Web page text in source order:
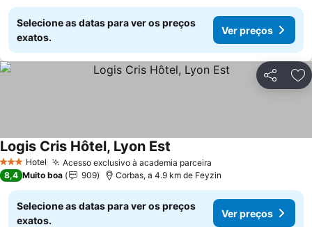
Selecione as datas para ver os preços
exatos.
Ver preços
Partilhar
3 EstrelasHotel Acesso exclusivo à academia parceira
Logis Cris Hôtel, Lyon Est
8,4 Muito boa 909 Corbas, a 4.9 km de Feyzin
Selecione as datas para ver os preços
exatos.
Ver preços